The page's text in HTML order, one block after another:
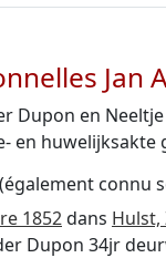
Jan
Dupon en
en
connu
1852dans Hulst,
Dupon 34jr